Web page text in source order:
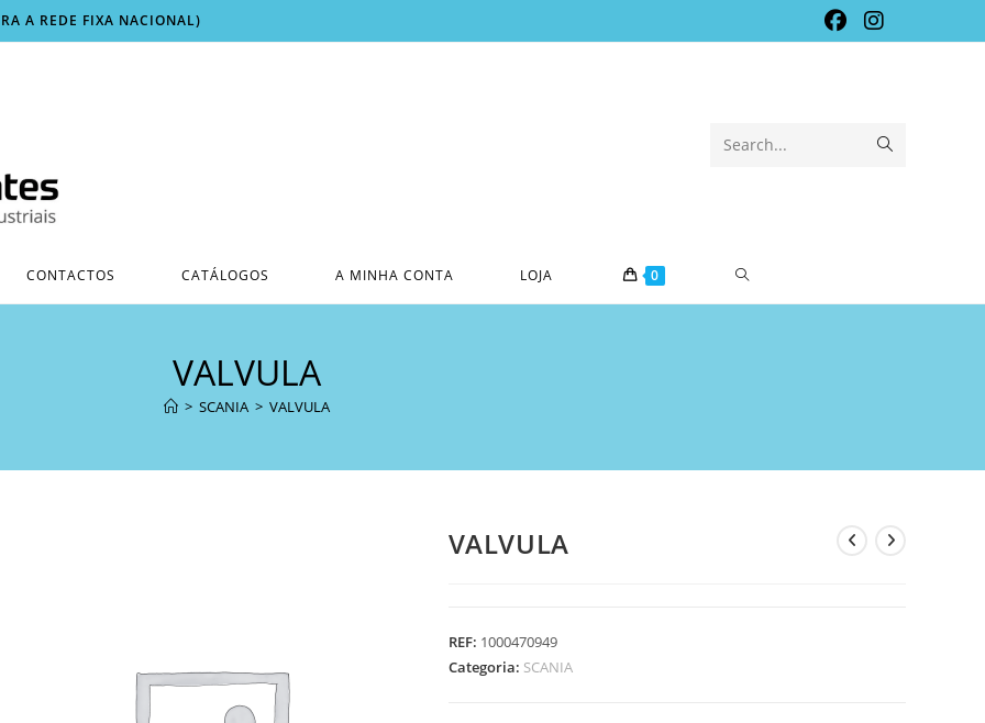
A REDE FIXA NACIONAL)
Search...
CONTACTOS CATÁLOGOS A MINHA CONTA LOJA 0 TOGGLE
VALVULA
> SCANIA > VALVULA
VALVULA
REF: 1000470949
Categoria: SCANIA